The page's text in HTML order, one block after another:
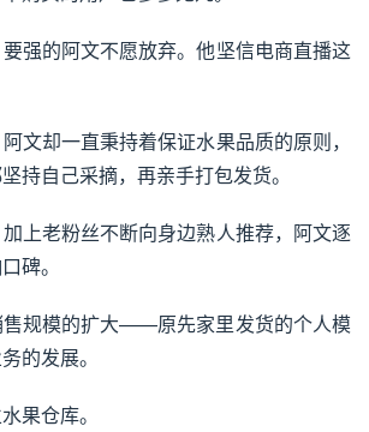
强的阿文不愿放弃。他坚信电商直播这
文却一直秉持着保证水果品质的原则，
持自己采摘，再亲手打包发货。
上老粉丝不断向身边熟人推荐，阿文逐
碑。
售规模的扩大——原先家里发货的个人模
的发展。
果仓库。